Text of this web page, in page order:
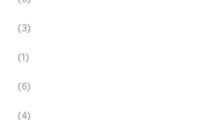
(3)
(1)
(6)
(4)